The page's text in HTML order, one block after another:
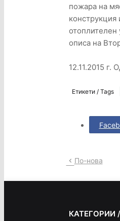
пожара на
отоплителен
описа на
12.11.2015
Етикети / Tags
По-нова
КАТЕГОРИИ /